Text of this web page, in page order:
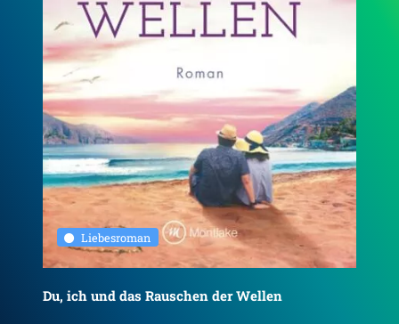
Liebesroman
Du, ich und das Rauschen der Wellen